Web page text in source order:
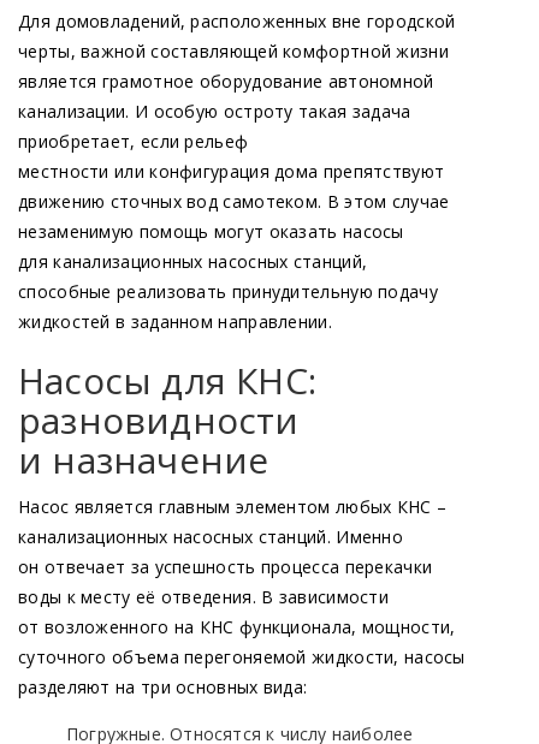
Для домовладений, расположенных вне городской
черты, важной составляющей комфортной жизни
является грамотное оборудование автономной
канализации. И особую остроту такая задача
приобретает, если рельеф
местности или конфигурация дома препятствуют
движению сточных вод самотеком. В этом случае
незаменимую помощь могут оказать насосы
для канализационных насосных станций,
способные реализовать принудительную подачу
жидкостей в заданном направлении.
Насосы для КНС:
разновидности
и назначение
Насос является главным элементом любых КНС –
канализационных насосных станций. Именно
он отвечает за успешность процесса перекачки
воды к месту её отведения. В зависимости
от возложенного на КНС функционала, мощности,
суточного объема перегоняемой жидкости, насосы
разделяют на три основных вида:
Погружные. Относятся к числу наиболее